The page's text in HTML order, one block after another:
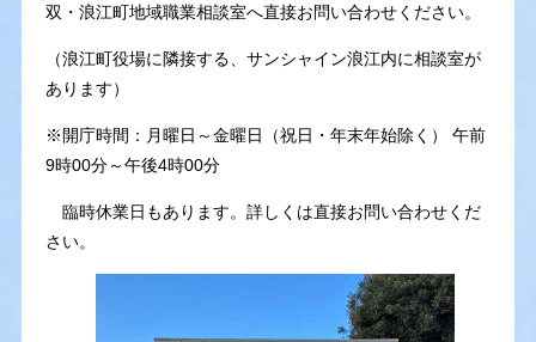
双・浪江町地域職業相談室へ直接お問い合わせください。
（浪江町役場に隣接する、サンシャイン浪江内に相談室が
あります）
※開庁時間：月曜日～金曜日（祝日・年末年始除く） 午前
9時00分～午後4時00分
臨時休業日もあります。詳しくは直接お問い合わせくだ
さい。